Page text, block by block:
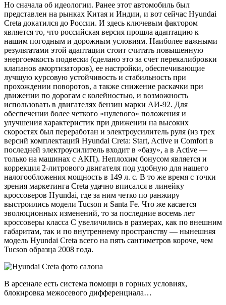
Но сначала об идеологии. Ранее этот автомобиль был
представлен на рынках Китая и Индии, и вот сейчас Hyundai
Creta докатился до России. И здесь ключевым фактором
является то, что российская версия прошла адаптацию к
нашим погодным и дорожным условиям. Наиболее важными
результатами этой адаптации стоит считать повышенную
энергоемкость подвески (сделано это за счет перекалибровки
клапанов амортизаторов), ее настройки, обеспечивающие
лучшую курсовую устойчивость и стабильность при
прохождении поворотов, а также снижение раскачки при
движении по дорогам с колейностью, и возможность
использовать в двигателях бензин марки АИ-92. Для
обеспечении более четкого «нулевого» положения и
улучшения характеристик при движении на высоких
скоростях был переработан и электроусилитель руля (из трех
версий комплектаций Hyundai Creta: Start, Active и Comfort в
последней электроусилитель входит в «базу», а в Active —
только на машинах с АКП). Неплохим бонусом является и
коррекция 2-литрового двигателя под удобную для нашего
налогообложения мощность в 149 л. с. В то же время с точки
зрения маркетинга Creta удачно вписался в линейку
кроссоверов Hyundai, где за ним четко по ранжиру
выстроились модели Tucson и Santa Fe. Что же касается
эволюционных изменений, то за последние восемь лет
кроссоверы класса C увеличились в размерах, как по внешним
габаритам, так и по внутреннему пространству — нынешняя
модель Hyundai Creta всего на пять сантиметров короче, чем
Tucson образца 2008 года.
В арсенале есть система помощи в горных условиях,
блокировка межосевого дифференциала…